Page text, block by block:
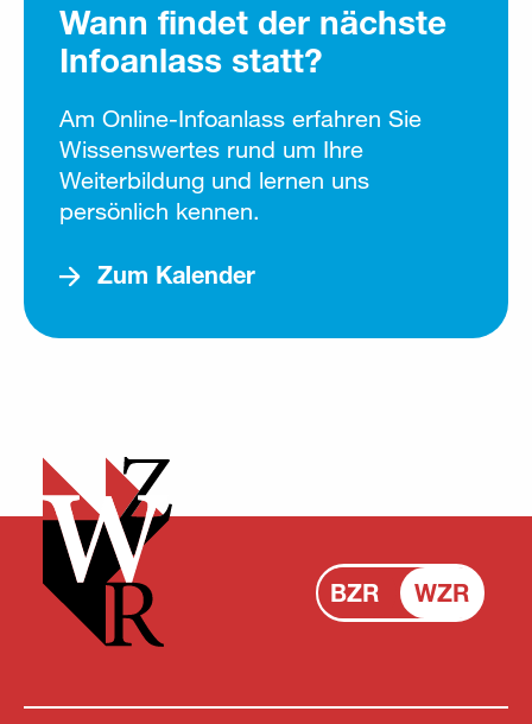
Wann findet der nächste
Infoanlass statt?
Am Online-Infoanlass erfahren Sie
Wissenswertes rund um Ihre
Weiterbildung und lernen uns
persönlich kennen.
Zum Kalender
BZR WZR